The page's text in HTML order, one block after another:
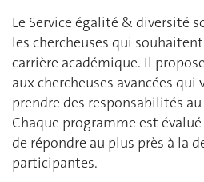
Le Service égalité & diversité
les chercheuses qui
carrière académique. Il
aux chercheuses avancées
prendre des responsabilités
Chaque programme est
de répondre au plus près à la
participantes.